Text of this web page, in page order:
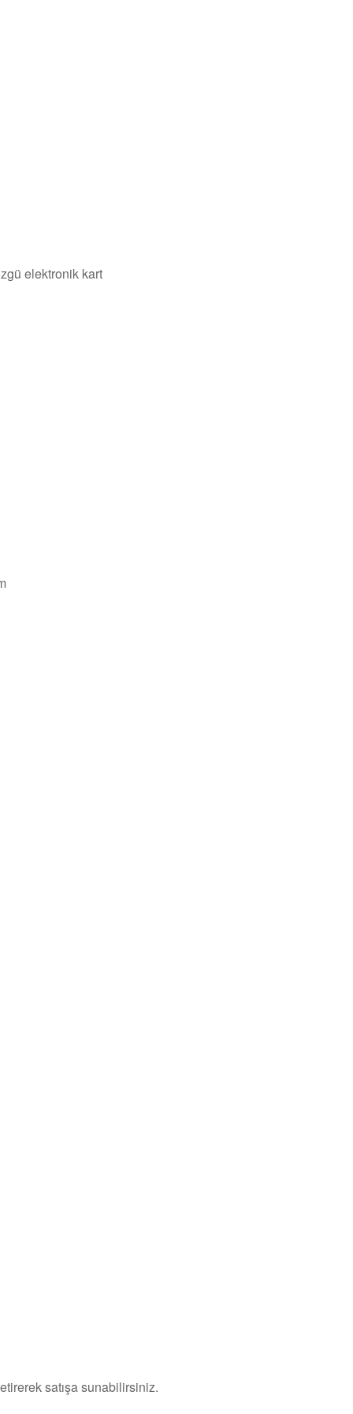
elektronik kart
satışa sunabilirsiniz.